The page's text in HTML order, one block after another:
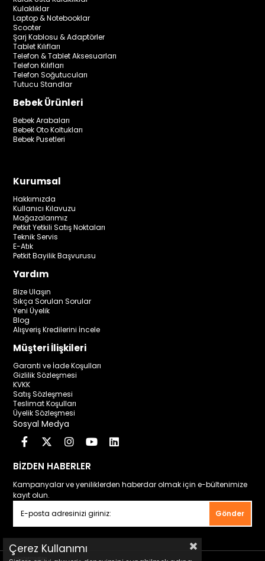
Kulaklıklar
Laptop & Notebooklar
Scooter
Şarj Kablosu & Adaptörler
Tablet Kılıfları
Telefon & Tablet Aksesuarları
Telefon Kılıfları
Telefon Soğutucuları
Tutucu Standlar
Bebek Ürünleri
Bebek Arabaları
Bebek Oto Koltukları
Bebek Pusetleri
Kurumsal
Hakkımızda
Kullanıcı Kılavuzu
Mağazalarımız
Petkit Yetkili Satış Noktaları
Teknik Servis
E-Atık
Petkit Bayilik Başvurusu
Yardım
Bize Ulaşın
Sıkça Sorulan Sorular
Yeni Üyelik
Blog
Alışveriş Kredilerini İncele
Müşteri İlişkileri
Garanti ve İade Koşulları
Gizlilik Sözleşmesi
KVKK
Satış Sözleşmesi
Teslimat Koşulları
Üyelik Sözleşmesi
Sosyal Medya
BİZDEN HABERLER
Kampanyalar ve yeniliklerden haberdar olmak için e-bültenimize
kayıt olun.
Gönder
Çerez Kullanımı